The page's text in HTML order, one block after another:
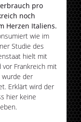
pro
noch
Herzen Italiens.
wie im
Studie des
hielt mit
vor Frankreich mit
wurde der
Erklärt wird der
hier keine